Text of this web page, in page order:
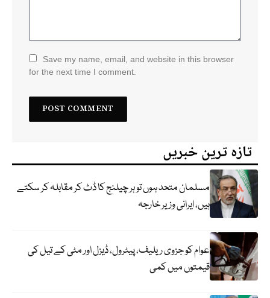
Save my name, email, and website in this browser
for the next time I comment.
تازہ ترین خبریں
مسلمان متحد ہوں تو ہر چیلنج کا ڈٹ کر مقابلہ کر سکتے
ہیں، ایرانی وزیر خارجہ
عوام کو جزوی ریلیف، پیٹرول، ڈیزل اور مٹی کے تیل کی
قیمتوں میں کمی